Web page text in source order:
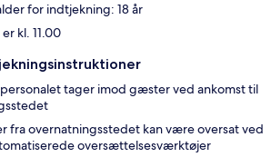
for indtjekning: 18 år
kl. 11.00
tager imod gæster ved ankomst til
fra overnatningsstedet kan være oversat ved
oversættelsesværktøjer